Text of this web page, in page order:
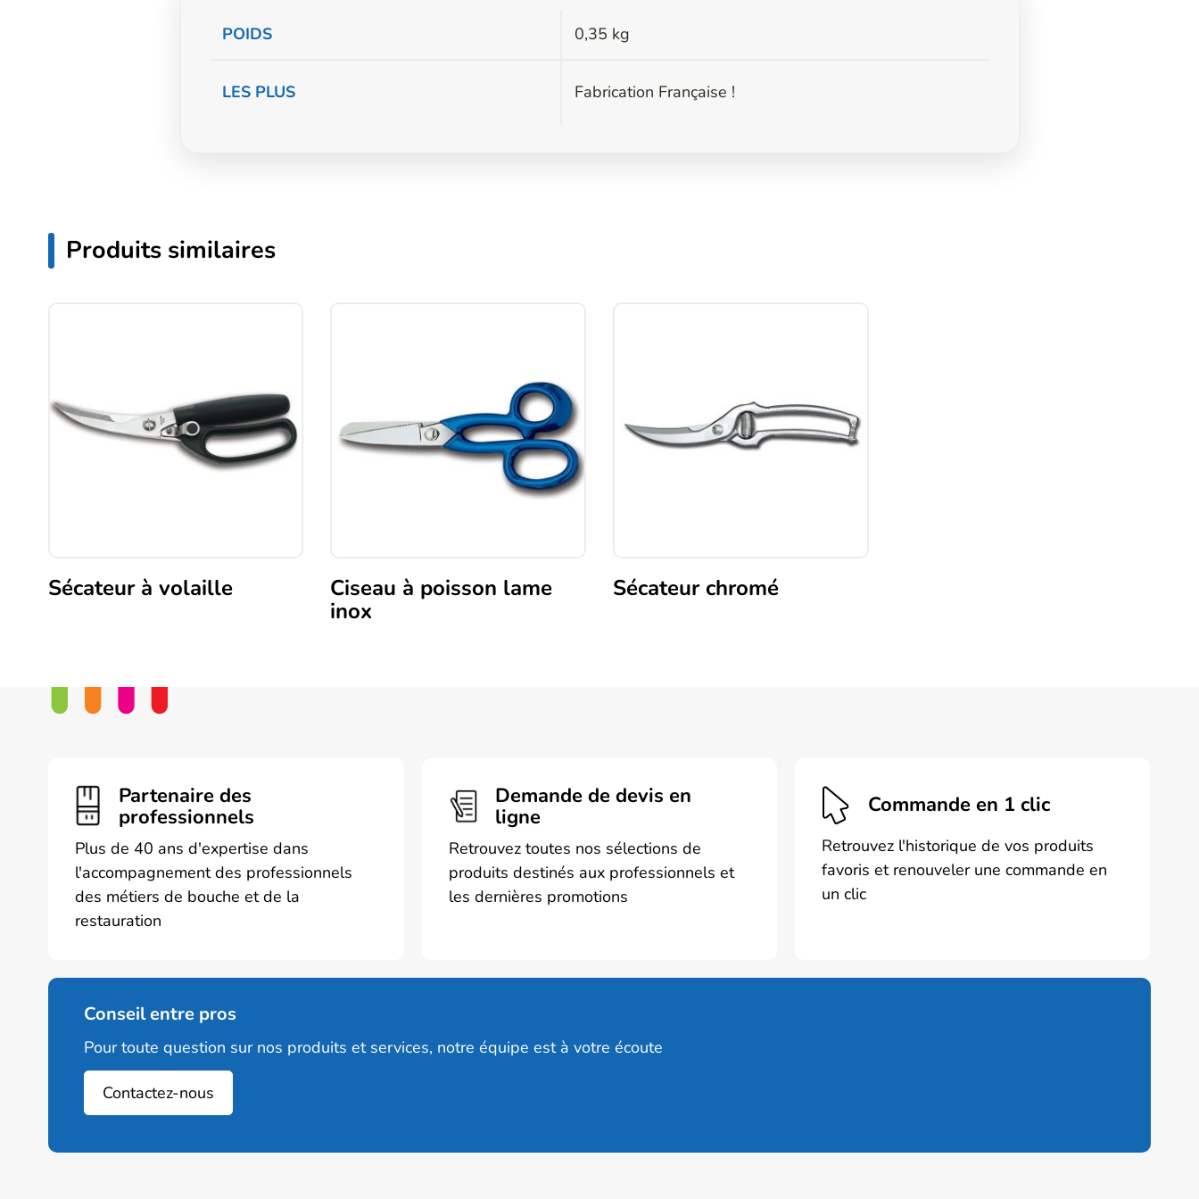
Informations
POIDS 0,35 kg
LES PLUS Fabrication Française !
Produits similaires
Sécateur à volaille
Ciseau à poisson lame
inox
Sécateur chromé
Partenaire des
professionnels
Plus de 40 ans d'expertise dans
l'accompagnement des professionnels
des métiers de bouche et de la
restauration
Demande de devis en
ligne
Retrouvez toutes nos sélections de
produits destinés aux professionnels et
les dernières promotions
Commande en 1 clic
Retrouvez l'historique de vos produits
favoris et renouveler une commande en
un clic
Conseil entre pros
Pour toute question sur nos produits et services, notre équipe est à votre écoute
Contactez-nous